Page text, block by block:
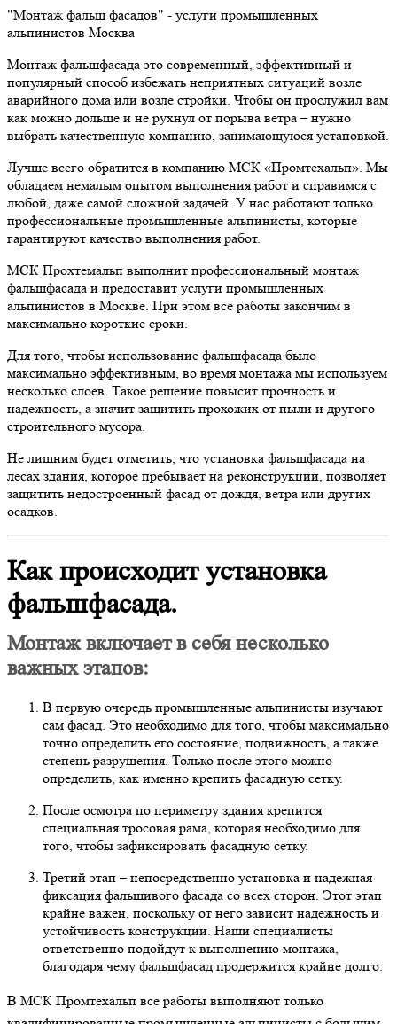
"Монтаж фальш фасадов" - услуги промышленных
альпинистов Москва
Монтаж фальшфасада это современный, эффективный и
популярный способ избежать неприятных ситуаций возле
аварийного дома или возле стройки. Чтобы он прослужил вам
как можно дольше и не рухнул от порыва ветра – нужно
выбрать качественную компанию, занимающуюся установкой.
Лучше всего обратится в компанию МСК «Промтехальп». Мы
обладаем немалым опытом выполнения работ и справимся с
любой, даже самой сложной задачей. У нас работают только
профессиональные промышленные альпинисты, которые
гарантируют качество выполнения работ.
МСК Прохтемальп выполнит профессиональный монтаж
фальшфасада и предоставит услуги промышленных
альпинистов в Москве. При этом все работы закончим в
максимально короткие сроки.
Для того, чтобы использование фальшфасада было
максимально эффективным, во время монтажа мы используем
несколько слоев. Такое решение повысит прочность и
надежность, а значит защитить прохожих от пыли и другого
строительного мусора.
Не лишним будет отметить, что установка фальшфасада на
лесах здания, которое пребывает на реконструкции, позволяет
защитить недостроенный фасад от дождя, ветра или других
осадков.
Как происходит установка
фальшфасада.
Монтаж включает в себя несколько
важных этапов:
В первую очередь промышленные альпинисты изучают
сам фасад. Это необходимо для того, чтобы максимально
точно определить его состояние, подвижность, а также
степень разрушения. Только после этого можно
определить, как именно крепить фасадную сетку.
После осмотра по периметру здания крепится
специальная тросовая рама, которая необходимо для
того, чтобы зафиксировать фасадную сетку.
Третий этап – непосредственно установка и надежная
фиксация фальшивого фасада со всех сторон. Этот этап
крайне важен, поскольку от него зависит надежность и
устойчивость конструкции. Наши специалисты
ответственно подойдут к выполнению монтажа,
благодаря чему фальшфасад продержится крайне долго.
В МСК Промтехальп все работы выполняют только